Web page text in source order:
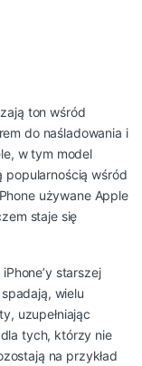
ton wśród
do naśladowania i
w tym model
popularnością wśród
używaneApple
staje się
starszej
wielu
uzupełniając
tych, którzy nie
na przykład